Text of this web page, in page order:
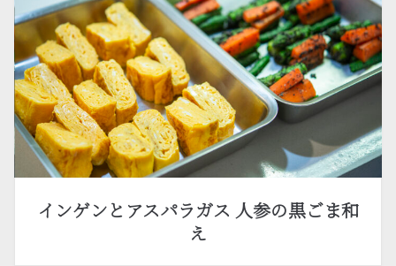
インゲンとアスパラガス 人参の黒ごま和
え